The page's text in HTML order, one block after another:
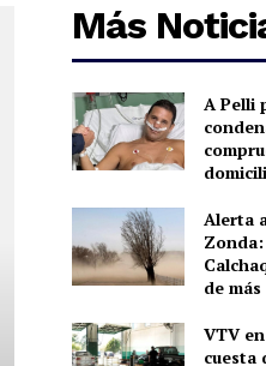
Más
A Pelli
Alerta
de
VTV
cuesta